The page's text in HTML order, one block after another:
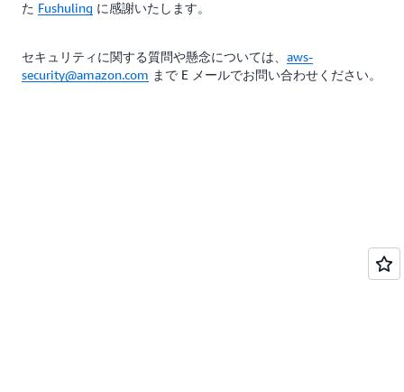
た Fushuling に感謝いたします。
セキュリティに関する質問や懸念については、 aws-
security@amazon.com まで E メールでお問い合わせください。